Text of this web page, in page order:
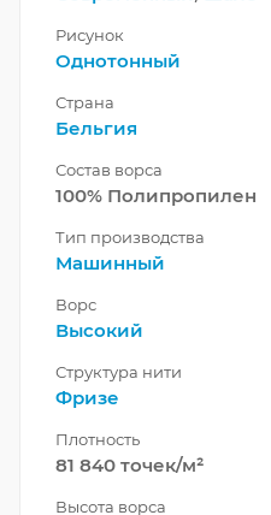
Рисунок
Однотонный
Страна
Бельгия
Состав ворса
100% Полипропилен
Тип производства
Машинный
Ворс
Высокий
Структура нити
Фризе
Плотность
81 840 точек/м²
Высота ворса